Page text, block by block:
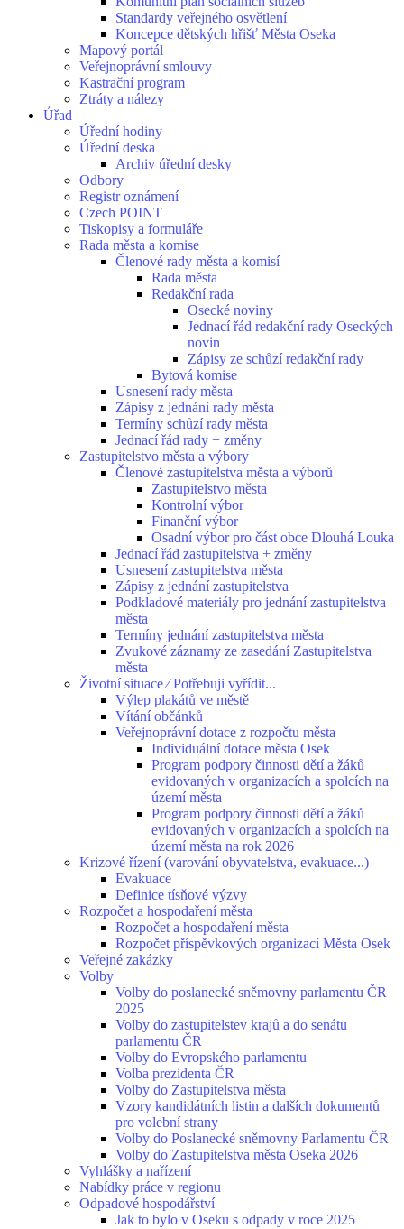
Standardy veřejného osvětlení
Koncepce dětských hřišť Města Oseka
Mapový portál
Veřejnoprávní smlouvy
Kastrační program
Ztráty a nálezy
Úřad
Úřední hodiny
Úřední deska
Archiv úřední desky
Odbory
Registr oznámení
Czech POINT
Tiskopisy a formuláře
Rada města a komise
Členové rady města a komisí
Rada města
Redakční rada
Osecké noviny
Jednací řád redakční rady Oseckých
novin
Zápisy ze schůzí redakční rady
Bytová komise
Usnesení rady města
Zápisy z jednání rady města
Termíny schůzí rady města
Jednací řád rady + změny
Zastupitelstvo města a výbory
Členové zastupitelstva města a výborů
Zastupitelstvo města
Kontrolní výbor
Finanční výbor
Osadní výbor pro část obce Dlouhá Louka
Jednací řád zastupitelstva + změny
Usnesení zastupitelstva města
Zápisy z jednání zastupitelstva
Podkladové materiály pro jednání zastupitelstva
města
Termíny jednání zastupitelstva města
Zvukové záznamy ze zasedání Zastupitelstva
města
Životní situace ⁄ Potřebuji vyřídit...
Výlep plakátů ve městě
Vítání občánků
Veřejnoprávní dotace z rozpočtu města
Individuální dotace města Osek
Program podpory činnosti dětí a žáků
evidovaných v organizacích a spolcích na
území města
Program podpory činnosti dětí a žáků
evidovaných v organizacích a spolcích na
území města na rok 2026
Krizové řízení (varování obyvatelstva, evakuace...)
Evakuace
Definice tísňové výzvy
Rozpočet a hospodaření města
Rozpočet a hospodaření města
Rozpočet příspěvkových organizací Města Osek
Veřejné zakázky
Volby
Volby do poslanecké sněmovny parlamentu ČR
2025
Volby do zastupitelstev krajů a do senátu
parlamentu ČR
Volby do Evropského parlamentu
Volba prezidenta ČR
Volby do Zastupitelstva města
Vzory kandidátních listin a dalších dokumentů
pro volební strany
Volby do Poslanecké sněmovny Parlamentu ČR
Volby do Zastupitelstva města Oseka 2026
Vyhlášky a nařízení
Nabídky práce v regionu
Odpadové hospodářství
Jak to bylo v Oseku s odpady v roce 2025